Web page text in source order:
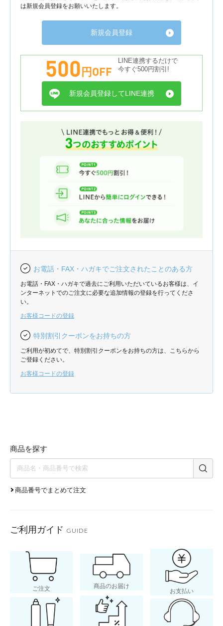
は新規会員登録をお願いいたします。
新規会員登録
500円OFF
LINE連携するだけで
今すぐ500円割引!
新規会員登録してLINE連携
お電話・FAX・ハガキでご注文されたことのある方
お電話・FAX・ハガキで過去にご利用いただいているお客様は、イ
ンターネットでのご注文に必要な追加情報の登録を行ってくださ
い。
お客様コードの登録
特別割引クーポンをお持ちの方
ご利用が初めてで、特別割引クーポンをお持ちの方は、こちらから
ご登録ください。
お客様コードの登録
商品を探す
商品番号でまとめて注文
ご利用ガイド GUIDE
ご注文 商品のお届け
お支払い